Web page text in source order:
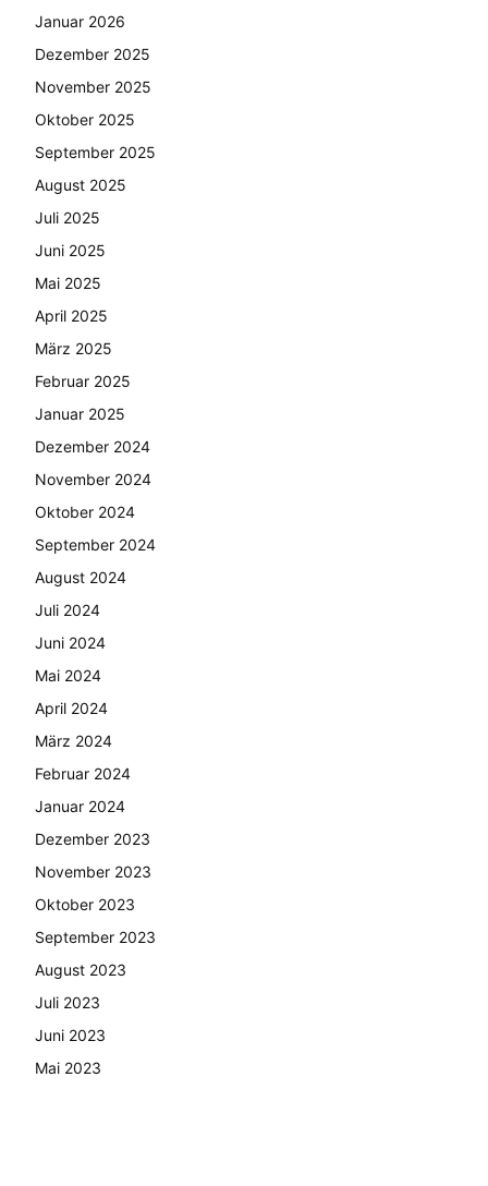
Januar 2026
Dezember 2025
November 2025
Oktober 2025
September 2025
August 2025
Juli 2025
Juni 2025
Mai 2025
April 2025
März 2025
Februar 2025
Januar 2025
Dezember 2024
November 2024
Oktober 2024
September 2024
August 2024
Juli 2024
Juni 2024
Mai 2024
April 2024
März 2024
Februar 2024
Januar 2024
Dezember 2023
November 2023
Oktober 2023
September 2023
August 2023
Juli 2023
Juni 2023
Mai 2023